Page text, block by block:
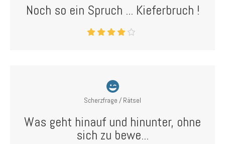
Noch so ein Spruch ... Kieferbruch !
Scherzfrage / Rätsel
Was geht hinauf und hinunter, ohne
sich zu bewe...